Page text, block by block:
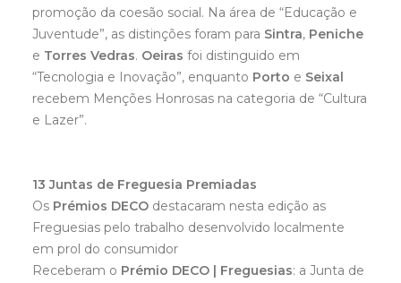
promoção da coesão social. Na área de “Educação e
Juventude”, as distinções foram para Sintra, Peniche
e Torres Vedras. Oeiras foi distinguido em
“Tecnologia e Inovação”, enquanto Porto e Seixal
recebem Menções Honrosas na categoria de “Cultura
e Lazer”.
13 Juntas de Freguesia Premiadas
Os Prémios DECO destacaram nesta edição as
Freguesias pelo trabalho desenvolvido localmente
em prol do consumidor
Receberam o Prémio DECO | Freguesias: a Junta de